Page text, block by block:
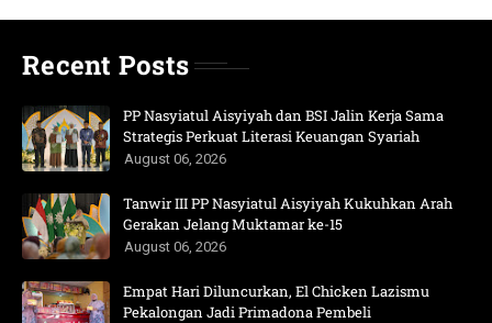
Recent Posts
PP Nasyiatul Aisyiyah dan BSI Jalin Kerja Sama
Strategis Perkuat Literasi Keuangan Syariah
August 06, 2026
Tanwir III PP Nasyiatul Aisyiyah Kukuhkan Arah
Gerakan Jelang Muktamar ke-15
August 06, 2026
Empat Hari Diluncurkan, El Chicken Lazismu
Pekalongan Jadi Primadona Pembeli